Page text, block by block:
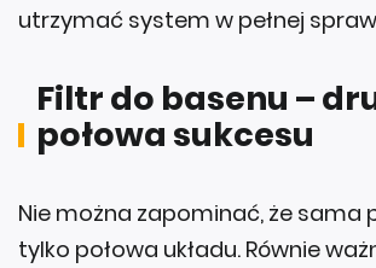
utrzymać system w pełnej
Filtr do basenu –
połowa sukcesu
Nie można zapominać, że sama
tylko połowa układu. Równie